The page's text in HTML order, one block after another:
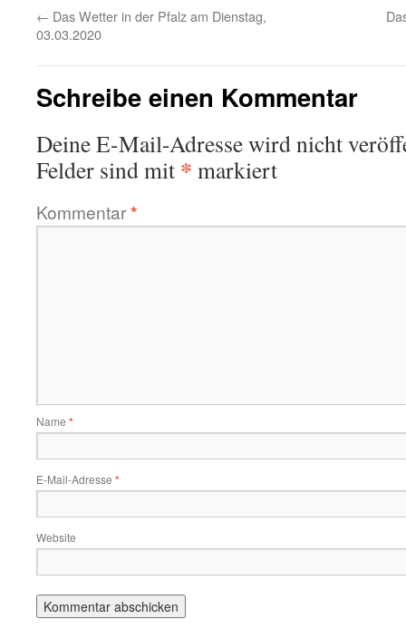
← Das Wetter in der Pfalz am Dienstag,
03.03.2020
Schreibe einen Kommentar
Deine E-Mail-Adresse wird nicht
Felder sind mit * markiert
Kommentar*
Name *
E-Mail-Adresse *
Website